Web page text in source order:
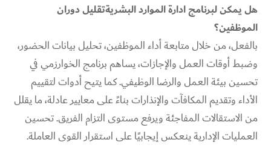
هل يمكن لبرنامج ادارة الموارد البشريةتقليل دوران
الموظفين؟
بالفعل، من خلال متابعة أداء الموظفين، تحليل بيانات الحضور،
وضبط أوقات العمل والإجازات، يساهم برنامج الخوارزمي في
تحسين بيئة العمل والرضا الوظيفي. كما يتيح أدوات لتقييم
الأداء وتقديم المكافآت والإنذارات بناءً على معايير عادلة، ما يقلل
من الاستقالات المفاجئة ويرفع مستوى التزام الفريق. تحسين
العمليات الإدارية ينعكس إيجابيًا على استقرار القوى العاملة.